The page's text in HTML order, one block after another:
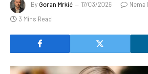
ByGoran Mrkić 17/03/2026
Nema
3 Mins Read